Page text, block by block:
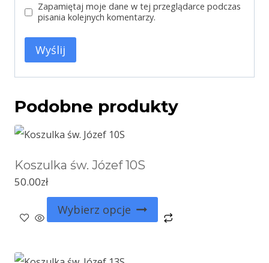
Zapamiętaj moje dane w tej przeglądarce podczas
pisania kolejnych komentarzy.
Podobne produkty
Koszulka św. Józef 10S
50.00zł
Wybierz opcje